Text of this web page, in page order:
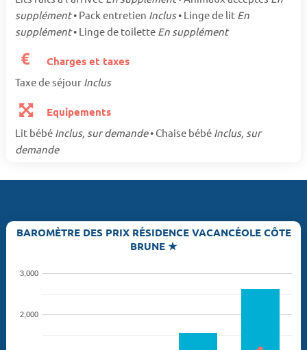
supplément• Pack entretien Inclus• Linge de lit En
supplément• Linge de toilette En supplément
Charges et taxes
Taxe de séjour Inclus
Equipements
Lit bébé Inclus, sur demande• Chaise bébé Inclus, sur
demande
BAROMÈTRE DES PRIX RÉSIDENCE VACANCÉOLE CÔTE
BRUNE ★
2,000
3,000